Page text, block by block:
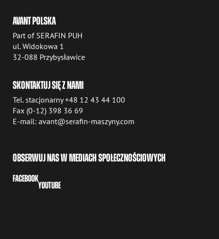
AVANT POLSKA
Part of SERAFIN PUH
ul. Widokowa 1
32-088 Przybysławice
SKONTAKTUJ SIĘ Z NAMI
Tel. stacjonarny +48 12 43 44 100
Fax (0-12) 398 36 69
E-mail: avant@serafin-maszyny.com
OBSERWUJ NAS W MEDIACH SPOŁECZNOŚCIOWYCH
FACEBOOK
YOUTUBE